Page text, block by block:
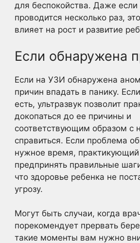
для беспокойства. Даже если
проводится несколько раз,
влияет на рост и развитие
Если обнаружена
Если на УЗИ обнаружена
причин впадать в панику.
есть, ультразвук позволит
докопаться до ее причины и
соответствующим образом с
справиться. Если проблема
нужное время,
предпринять правильные
что здоровье ребенка не
угрозу.
Могут быть случаи, когда
порекомендует прервать
такие моменты вам нужно